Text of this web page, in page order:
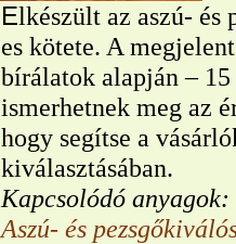
Elkészült az aszú- és
es kötete. A
bírálatok alapján – 15
ismerhetnek meg az
hogy segítse a
kiválasztásában.
Kapcsolódó anyagok:
Aszú- és